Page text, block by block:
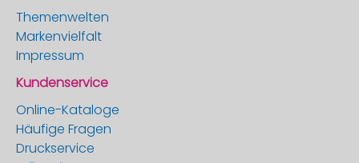
Themenwelten
Markenvielfalt
Impressum
Kundenservice
Online-Kataloge
Häufige Fragen
Druckservice